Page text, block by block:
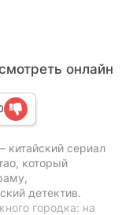
онлайн
сериал
который
детектив.
городка: на